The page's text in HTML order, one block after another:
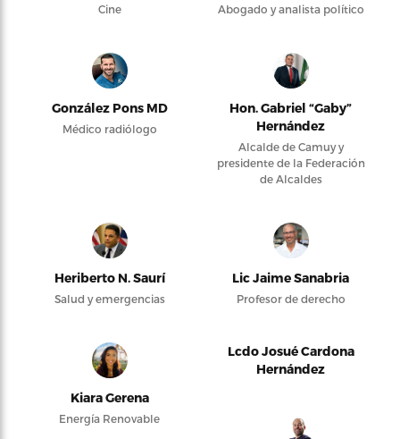
Cine Abogado y analista político
González Pons MD
Médico radiólogo
Hon. Gabriel “Gaby”
Hernández
Alcalde de Camuy y
presidente de la Federación
de Alcaldes
Heriberto N. Saurí
Salud y emergencias
Lic Jaime Sanabria
Profesor de derecho
Kiara Gerena
Energía Renovable
Lcdo Josué Cardona
Hernández